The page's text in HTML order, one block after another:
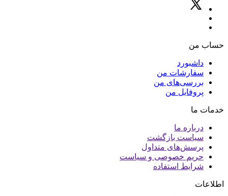
حساب من
داشبورد
سفارشات من
بررسی‌های من
پروفایل من
خدمات ما
درباره ما
سیاست بازگشت
پرسش‌های متداول
حریم خصوصی و سیاست
شرایط استفاده
اطلاعات